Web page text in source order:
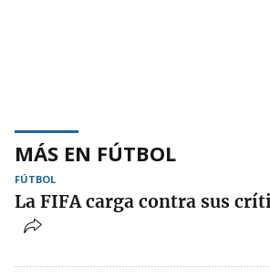
MÁS EN FÚTBOL
FÚTBOL
La FIFA carga contra sus